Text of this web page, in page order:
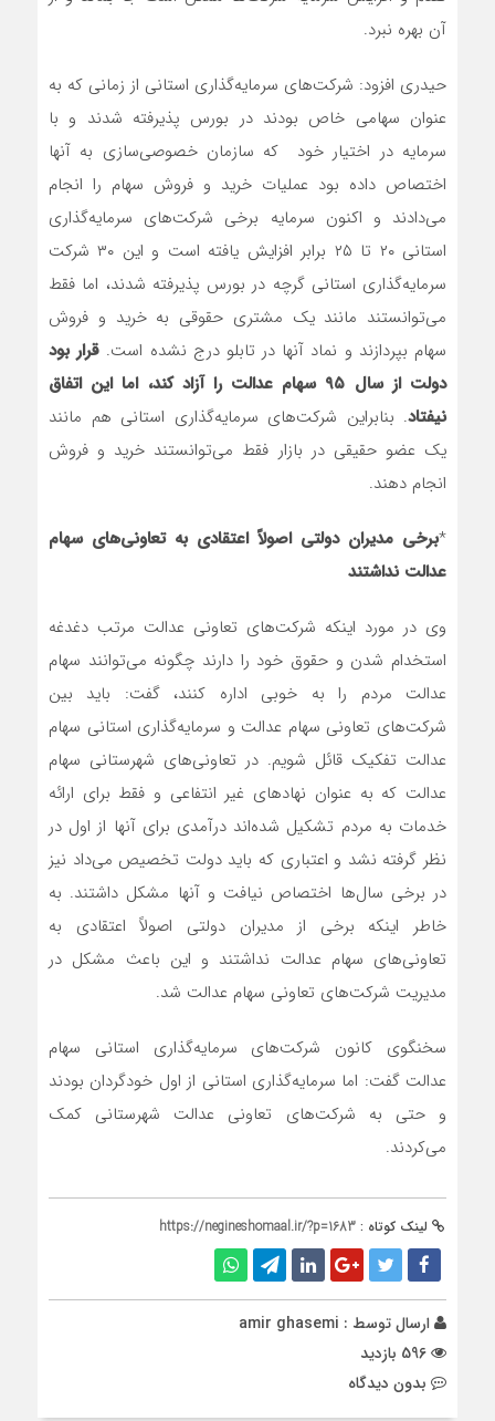
آن بهره نبرد.
حیدری افزود: شرکت‌های سرمایه‌گذاری استانی از زمانی که به
عنوان سهامی خاص بودند در بورس پذیرفته شدند و با
سرمایه در اختیار خود که سازمان خصوصی‌سازی به آنها
اختصاص داده بود عملیات خرید و فروش سهام را انجام
می‌دادند و اکنون سرمایه‌ برخی شرکت‌های سرمایه‌گذاری
استانی ۲۰ تا ۲۵ برابر افزایش یافته است و این ۳۰ شرکت
سرمایه‌گذاری استانی گرچه در بورس پذیرفته شدند، اما فقط
می‌توانستند مانند یک مشتری حقوقی به خرید و فروش
سهام بپردازند و نماد آنها در تابلو درج نشده است. قرار بود
دولت از سال ۹۵ سهام عدالت را آزاد کند، اما این اتفاق
نیفتاد. بنابراین شرکت‌های سرمایه‌گذاری استانی هم مانند
یک عضو حقیقی در بازار فقط می‌توانستند خرید و فروش
انجام دهند.
*برخی مدیران دولتی اصولاً اعتقادی به تعاونی‌های سهام
عدالت نداشتند
وی در مورد اینکه شرکت‌های تعاونی عدالت مرتب دغدغه
استخدام شدن و حقوق خود را دارند چگونه می‌توانند سهام
عدالت مردم را به خوبی اداره کنند، گفت: باید بین
شرکت‌های تعاونی سهام عدالت و سرمایه‌گذاری استانی سهام
عدالت تفکیک قائل شویم. در تعاونی‌های شهرستانی سهام
عدالت که به عنوان نهادهای غیر انتفاعی و فقط برای ارائه
خدمات به مردم تشکیل شده‌اند درآمدی برای آنها از اول در
نظر گرفته نشد و اعتباری که باید دولت تخصیص می‌داد نیز
در برخی سال‌ها اختصاص نیافت و آنها مشکل داشتند. به
خاطر اینکه برخی از مدیران دولتی اصولاً اعتقادی به
تعاونی‌های سهام عدالت نداشتند و این باعث مشکل در
مدیریت شرکت‌های تعاونی سهام عدالت شد.
سخنگوی کانون شرکت‌های سرمایه‌گذاری استانی سهام
عدالت گفت: اما سرمایه‌گذاری استانی از اول خودگردان بودند
و حتی به شرکت‌های تعاونی عدالت شهرستانی کمک
می‌کردند.
لینک کوتاه : https://negineshomaal.ir/?p=1683
ارسال توسط : amir ghasemi
بدون دیدگاه